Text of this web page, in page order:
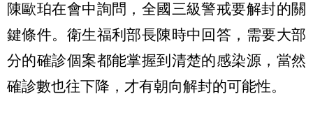
陳歐珀在會中詢問，全國三級警戒要解封的關
鍵條件。衛生福利部長陳時中回答，需要大部
分的確診個案都能掌握到清楚的感染源，當然
確診數也往下降，才有朝向解封的可能性。